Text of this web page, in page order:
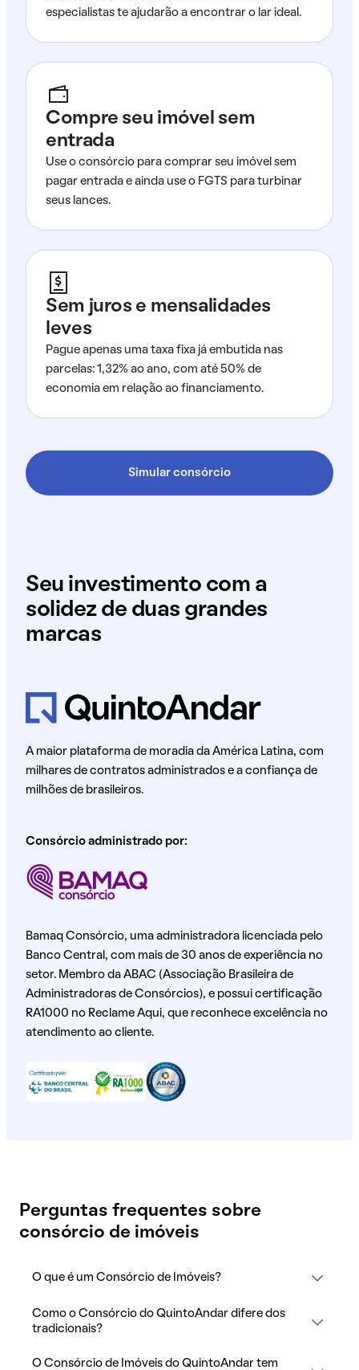
especialistas te ajudarão a encontrar o lar ideal.
Compre seu imóvel sem
entrada
Use o consórcio para comprar seu imóvel sem
pagar entrada e ainda use o FGTS para turbinar
seus lances.
Sem juros e mensalidades
leves
Pague apenas uma taxa fixa já embutida nas
parcelas: 1,32% ao ano, com até 50% de
economia em relação ao financiamento.
Simular consórcio
Seu investimento com a
solidez de duas grandes
marcas
A maior plataforma de moradia da América Latina, com
milhares de contratos administrados e a confiança de
milhões de brasileiros.
Consórcio administrado por:
Bamaq Consórcio, uma administradora licenciada pelo
Banco Central, com mais de 30 anos de experiência no
setor. Membro da ABAC (Associação Brasileira de
Administradoras de Consórcios), e possui certificação
RA1000 no Reclame Aqui, que reconhece excelência no
atendimento ao cliente.
Perguntas frequentes sobre
consórcio de imóveis
O que é um Consórcio de Imóveis?
Como o Consórcio do QuintoAndar difere dos
tradicionais?
O Consórcio de Imóveis do QuintoAndar tem